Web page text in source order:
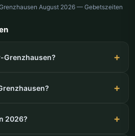
August 2026 — Gebetszeiten
Grenzhausen?
2026?